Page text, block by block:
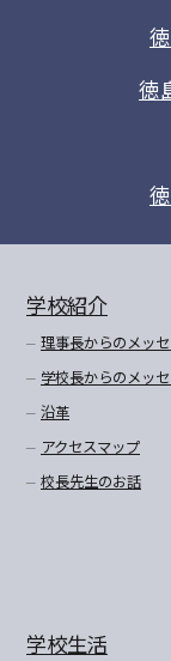
徳
学校紹介
理事長からのメッ
学校長からのメッ
沿革
アクセスマップ
校長先生のお話
学校生活